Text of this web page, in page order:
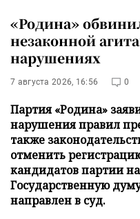
«Родина»
незаконной
нарушениях
7 августа 2026, 16:56 0
Партия «Родина»
нарушения правил
также
отменить
кандидатов партии
Государственную
направлен в суд.